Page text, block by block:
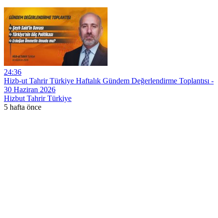
24:36
Hizb-ut Tahrir Türkiye Haftalık Gündem Değerlendirme Toplantısı -
30 Haziran 2026
Hizbut Tahrir Türkiye
5 hafta önce